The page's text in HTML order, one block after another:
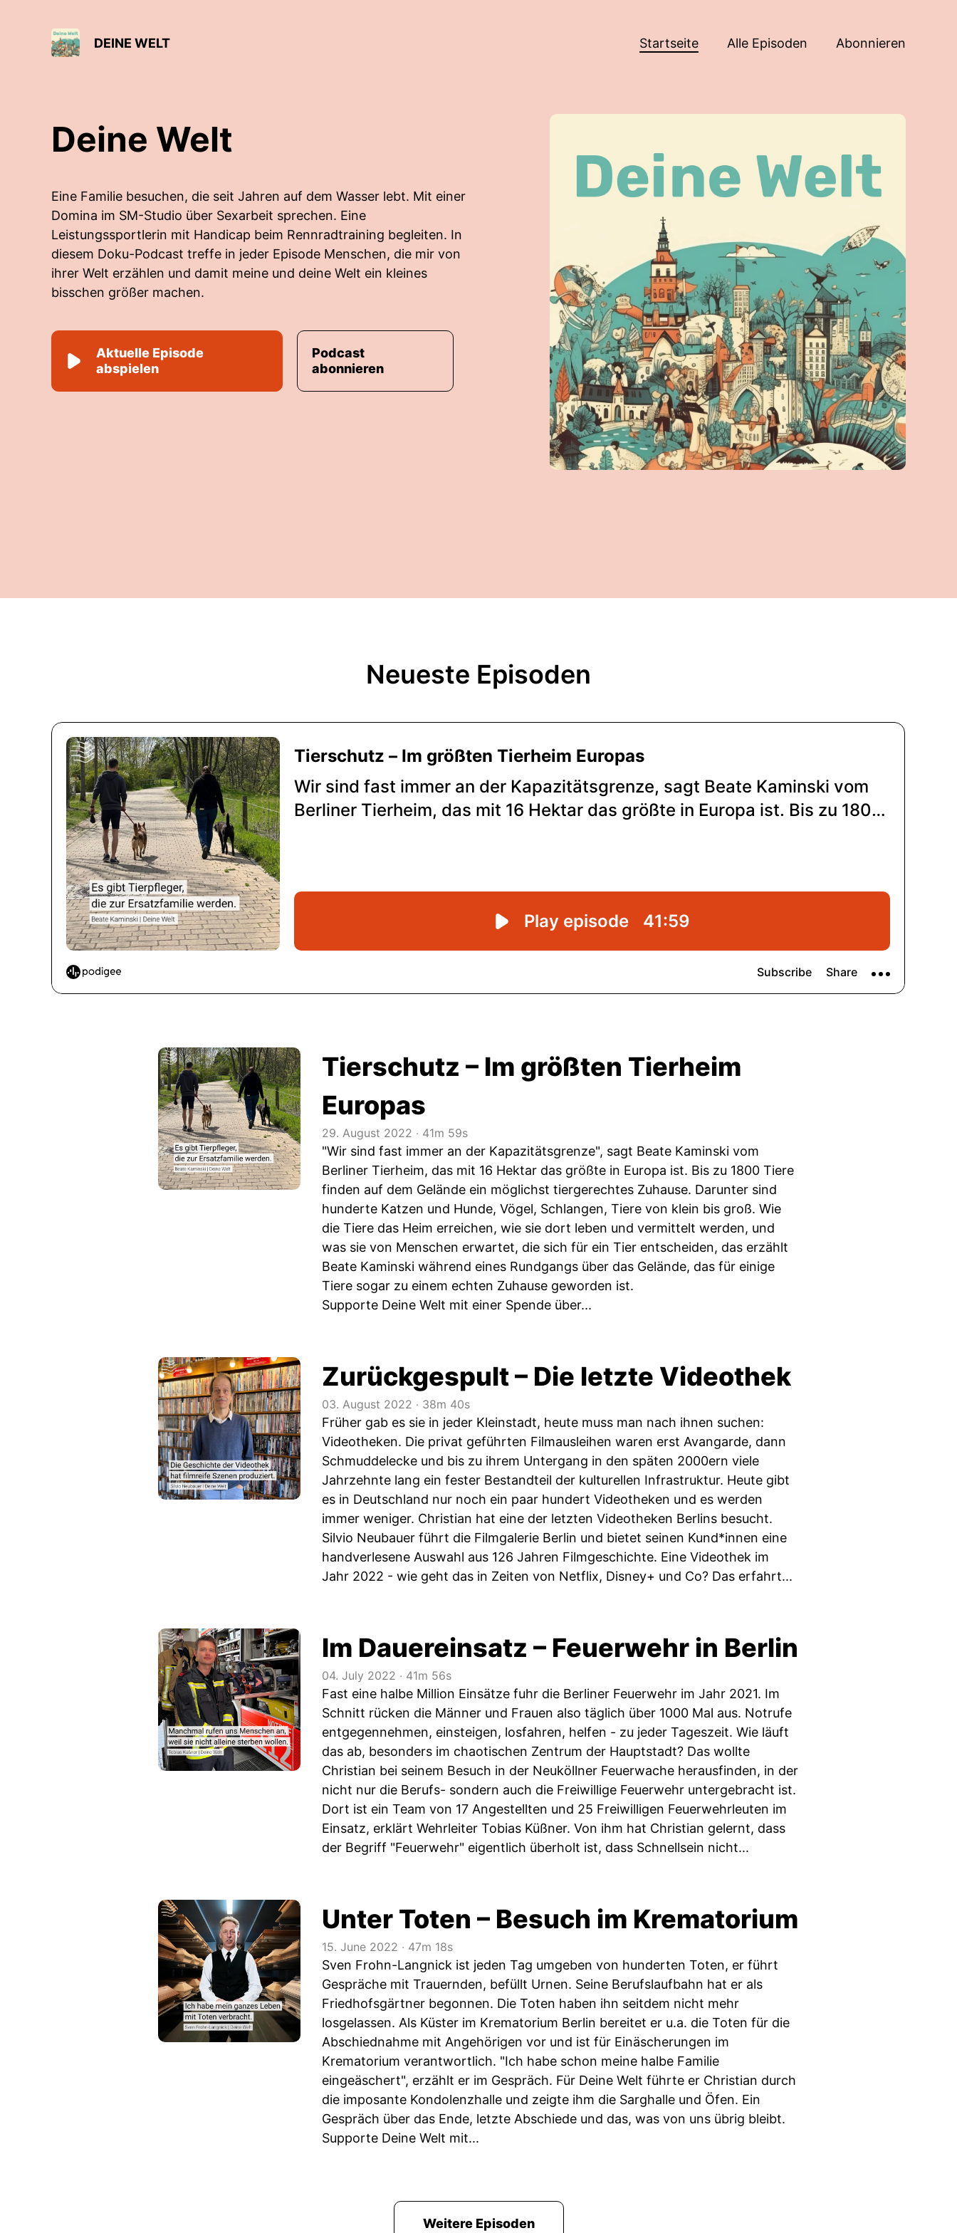
DEINE WELT Startseite Alle Episoden Abonnieren
Deine Welt
Eine Familie besuchen, die seit Jahren auf dem Wasser lebt. Mit einer
Domina im SM-Studio über Sexarbeit sprechen. Eine
Leistungssportlerin mit Handicap beim Rennradtraining begleiten. In
diesem Doku-Podcast treffe in jeder Episode Menschen, die mir von
ihrer Welt erzählen und damit meine und deine Welt ein kleines
bisschen größer machen.
Aktuelle Episode
abspielen
Podcast
abonnieren
Neueste Episoden
Tierschutz – Im größten Tierheim
Europas
29. August 2022 ‧ 41m 59s
"Wir sind fast immer an der Kapazitätsgrenze", sagt Beate Kaminski vom
Berliner Tierheim, das mit 16 Hektar das größte in Europa ist. Bis zu 1800 Tiere
finden auf dem Gelände ein möglichst tiergerechtes Zuhause. Darunter sind
hunderte Katzen und Hunde, Vögel, Schlangen, Tiere von klein bis groß. Wie
die Tiere das Heim erreichen, wie sie dort leben und vermittelt werden, und
was sie von Menschen erwartet, die sich für ein Tier entscheiden, das erzählt
Beate Kaminski während eines Rundgangs über das Gelände, das für einige
Tiere sogar zu einem echten Zuhause geworden ist.
Supporte Deine Welt mit einer Spende über...
Zurückgespult – Die letzte Videothek
03. August 2022 ‧ 38m 40s
Früher gab es sie in jeder Kleinstadt, heute muss man nach ihnen suchen:
Videotheken. Die privat geführten Filmausleihen waren erst Avangarde, dann
Schmuddelecke und bis zu ihrem Untergang in den späten 2000ern viele
Jahrzehnte lang ein fester Bestandteil der kulturellen Infrastruktur. Heute gibt
es in Deutschland nur noch ein paar hundert Videotheken und es werden
immer weniger. Christian hat eine der letzten Videotheken Berlins besucht.
Silvio Neubauer führt die Filmgalerie Berlin und bietet seinen Kund*innen eine
handverlesene Auswahl aus 126 Jahren Filmgeschichte. Eine Videothek im
Jahr 2022 - wie geht das in Zeiten von Netflix, Disney+ und Co? Das erfahrt...
Im Dauereinsatz – Feuerwehr in Berlin
04. July 2022 ‧ 41m 56s
Fast eine halbe Million Einsätze fuhr die Berliner Feuerwehr im Jahr 2021. Im
Schnitt rücken die Männer und Frauen also täglich über 1000 Mal aus. Notrufe
entgegennehmen, einsteigen, losfahren, helfen - zu jeder Tageszeit. Wie läuft
das ab, besonders im chaotischen Zentrum der Hauptstadt? Das wollte
Christian bei seinem Besuch in der Neuköllner Feuerwache herausfinden, in der
nicht nur die Berufs- sondern auch die Freiwillige Feuerwehr untergebracht ist.
Dort ist ein Team von 17 Angestellten und 25 Freiwilligen Feuerwehrleuten im
Einsatz, erklärt Wehrleiter Tobias Küßner. Von ihm hat Christian gelernt, dass
der Begriff "Feuerwehr" eigentlich überholt ist, dass Schnellsein nicht...
Unter Toten – Besuch im Krematorium
15. June 2022 ‧ 47m 18s
Sven Frohn-Langnick ist jeden Tag umgeben von hunderten Toten, er führt
Gespräche mit Trauernden, befüllt Urnen. Seine Berufslaufbahn hat er als
Friedhofsgärtner begonnen. Die Toten haben ihn seitdem nicht mehr
losgelassen. Als Küster im Krematorium Berlin bereitet er u.a. die Toten für die
Abschiednahme mit Angehörigen vor und ist für Einäscherungen im
Krematorium verantwortlich. "Ich habe schon meine halbe Familie
eingeäschert", erzählt er im Gespräch. Für Deine Welt führte er Christian durch
die imposante Kondolenzhalle und zeigte ihm die Sarghalle und Öfen. Ein
Gespräch über das Ende, letzte Abschiede und das, was von uns übrig bleibt.
Supporte Deine Welt mit...
Weitere Episoden